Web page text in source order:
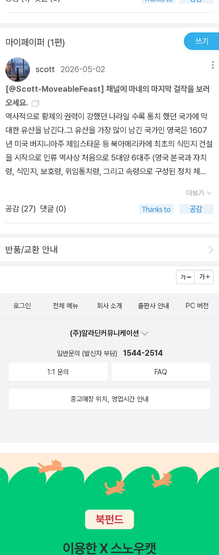
한 용어 및 관련 정보에 대한 주석까지 더해져 재미있게 읽는 동안 자
제공>​고로: 터너는 이 단계에 이르면서, 대상의 형태만이 아니라 그
것이 사람에게 주는 인상을 그렸어요. 속도가 빠르다든가, 기관차가
힘차다든가, 비가 내려서 안개가 꼈다든가. 그런 지극히 추상적인 ‘인
상’을 담았고, 증기기관차의 형태를 정확하게 묘사하는 것에는 더 이
상 관심을 두지 않았습니다.어시: 이 작품이 ‘인상파’적이라는 뜻인가
요?고로: 맞아요. 그런 점에서는 터너가 인상파를 앞서갔습니다.p30​
고로:그래서 밀레의 <이삭줍기>에서는 '어려운 사람을 도와주어야
한다'라는 성경의 가르침뿐만 아니라, 또 다른 교훈을 하나 더 읽을 수
있습니다. '사람은 자신이 원하는 대로 평가 받는 것이 아니라, 전혀
다른 방향으로 평가를 받게 되는 법이다'라는 사실입니다. 뭐, 그래도
썩히지 말고 열심히 노력해야 한다는 말을 하고 싶습니다. 나를 평가
해 주는 사람이 있는 것만으로도 감사한 일이잖아요. 어쩌면 내가 틀
린 것이고, 세상 사람들이 원하는 방향으로 나아가는 게 정답이 아닐
‘느낌이 잘 드러나는 그림’이라는 점도 루이 루르아는 잘 이해하고 있
인파도 알아볼 수 있다는 입장인 거죠. 관목이 무성하게 우거진 느낌
인 것을 깨달았던 거예요. 그리고 인상파라고 불리는 사람들도 우리
수 없는 감흥을 표현하는 예술을 추구했기 때문에 인상파라는 호칭을
밝히지 않았을 것 같아요. 아무튼 그가 쓴 기사에는 이런 속사정이 있
었습니다. p166​고로: 시슬레의 그림은 팬이 많아요. 그 이유를 물어
레의 대표작이 뭔니까?'라고 물어보면 좀처럼 시원스러운 대답이 나
볍고, 상쾌하고, 지저분한 면이 하나도 없기 때문에 오히려 인상에 남
지 않았어요. 물 흐르듯 자연스럽게 흘러가면서, 걸림돌 하나 없이 매
끄러운 점이 시슬레만의 특지잉었기 때문일까요? 피사로가 꼽은 가
장 인상주의적인 화가였던 시슬레는 가장 인상적이지 않은 인상주의
자라고 할 수 있을지도 모르겠습니다. p223​고로: 인상파는 일명 ‘외
광파’라고 불릴 정도로 태양빛 아래에서 그림을 그렸던 사람들입니
다. 풍경화도 마무리까지 야외에서 그렸어요. 모네는 외광과 계절에
마이페이퍼 (1편) 쓰기
scott 2026-05-02
[@Scott-MoveableFeast] 채널에 마네의 마지막 걸작을 보러
오세요.
역사적으로 황제의 권력이 강했던 나라일 수록 통치 했던 국가에 막
대한 유산을 남긴다.그 유산을 가장 많이 남긴 국가인 영국은 1607
년 미국 버지니아주 제임스타운 등 북아메리카에 최초의 식민지 건설
을 시작으로 인류 역사상 처음으로 5대양 6대주 (영국 본국과 자치
령, 식민지, 보호령, 위임통치령, 그리고 속령으로 구성된 정치 체
하며 세계 문명권의 자원과 문화 유산을 막대하게 수집하고 착취했던
빅토리아 시대(1837~1901)가 종식되고 20세기 두 차례에 걸친 세
환을 끝으로 수 세기 동안 대영제국( British Empire)으로 불렸던 국
ritain and Northern Irelan)이라는 국명으로 바뀌었다.해는 저물고
에 위치한 대영 박물관, 내셔널 갤러리, 테이트 모던, 자연사 박물관,
국인들이 평생 동안 매일 관람해도 전부 다 볼 수 없을 정도로 방대하
다.인류 역사와 문화의 연대기와 과학 기술과 생태 자원의 모든 걸 보
을 제외하고 모두 무료다.상설과 개인 갤러리들 조차 입장료를 받지
던 템스 강변 정 중앙에 위치한 코톨드 갤러리가 들어선 서머싯 하우
으로 부를 축적한 기업가 사무엘 코톨드는 윌리엄 터너의 작품을 통
해 미술에 관심을 갖기 시작해서 인상파와 후기 인상파 작품을 집중
적으로 수집해 1932년 코톨드 미술 학교로 사용되던 공간에 코톨드
세기 후반 화실을 벗어나 야외에서 빛의 세기와 방향을 캔퍼스에 그
리기 시작했던 인상파 화가들의 초창기 시절 부터 전성기 그리고 마
지막 예술의 불꽃을 터트렸던 순간에 남긴 명작을 소장 하고 있는 코
더보기
공감 (27) 댓글 (0)
반품/교환 안내
로그인 전체 메뉴 회사 소개 출판사 안내 PC 버전
(주)알라딘커뮤니케이션
일반문의 (발신자 부담) 1544-2514
1:1 문의 FAQ
중고매장 위치, 영업시간 안내